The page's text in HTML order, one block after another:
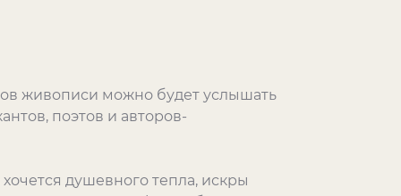
живописи можно будет услышать
поэтов и авторов-
душевного тепла, искры